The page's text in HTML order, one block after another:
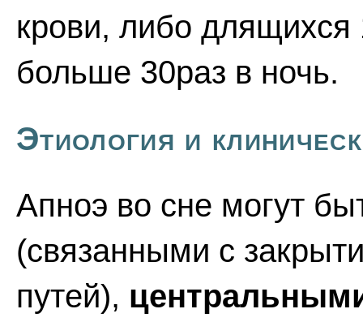
крови, либо
больше 30раз в ночь.
Этиология и
Апноэ во сне могут
(связанными с
путей),